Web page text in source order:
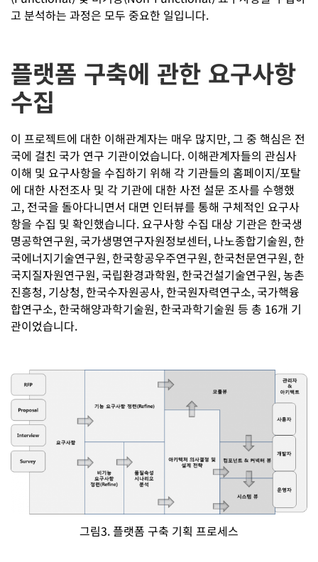
고 분석하는 과정은 모두 중요한 일입니다.
플랫폼 구축에 관한 요구사항
수집
이 프로젝트에 대한 이해관계자는 매우 많지만, 그 중 핵심은 전
국에 걸친 국가 연구 기관이었습니다. 이해관계자들의 관심사
이해 및 요구사항을 수집하기 위해 각 기관들의 홈페이지/포탈
에 대한 사전조사 및 각 기관에 대한 사전 설문 조사를 수행했
고, 전국을 돌아다니면서 대면 인터뷰를 통해 구체적인 요구사
항을 수집 및 확인했습니다. 요구사항 수집 대상 기관은 한국생
명공학연구원, 국가생명연구자원정보센터, 나노종합기술원, 한
국에너지기술연구원, 한국항공우주연구원, 한국천문연구원, 한
국지질자원연구원, 국립환경과학원, 한국건설기술연구원, 농촌
진흥청, 기상청, 한국수자원공사, 한국원자력연구소, 국가핵융
합연구소, 한국해양과학기술원, 한국과학기술원 등 총 16개 기
관이었습니다.
그림3. 플랫폼 구축 기획 프로세스